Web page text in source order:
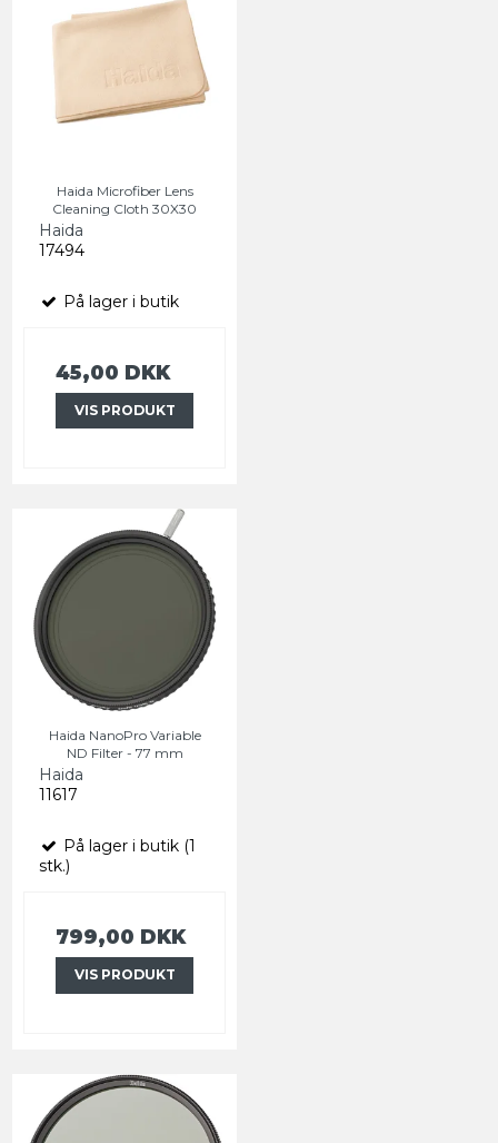
Haida Microfiber Lens
Cleaning Cloth 30X30
Haida
17494
På lager i butik
45,00 DKK
VIS PRODUKT
Haida NanoPro Variable
ND Filter - 77 mm
Haida
11617
På lager i butik (1
stk.)
799,00 DKK
VIS PRODUKT